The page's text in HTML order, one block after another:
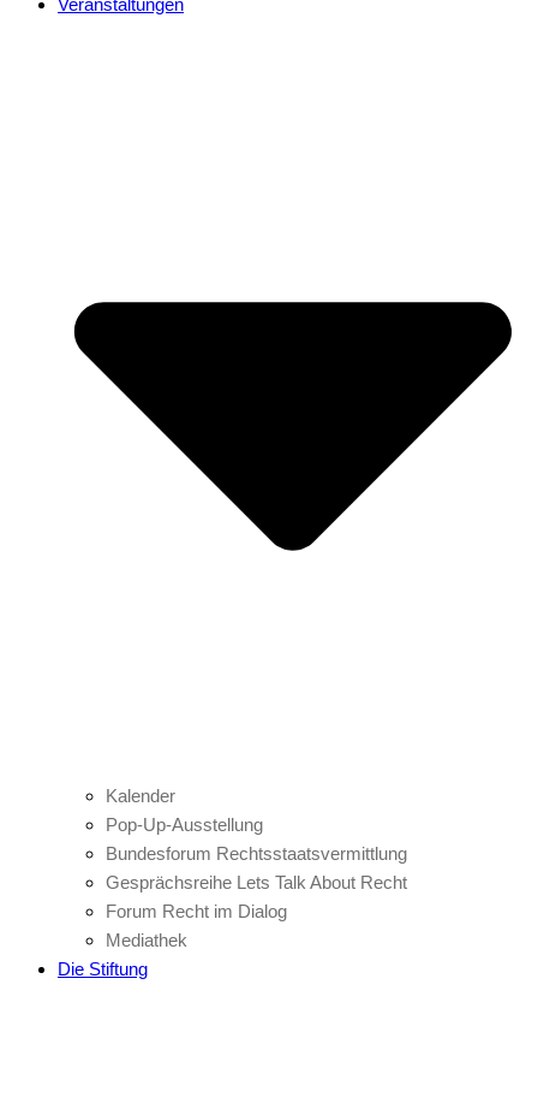
Veranstaltungen
Kalender
Pop-Up-Ausstellung
Bundesforum Rechtsstaatsvermittlung
Gesprächsreihe Lets Talk About Recht
Forum Recht im Dialog
Mediathek
Die Stiftung